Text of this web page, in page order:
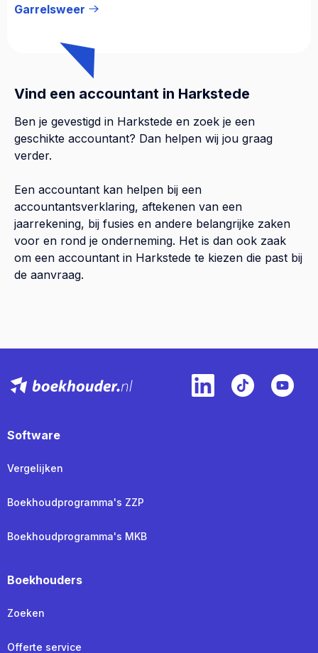
Garrelsweer
Vind een accountant in Harkstede
Ben je gevestigd in Harkstede en zoek je een
geschikte accountant? Dan helpen wij jou graag
verder.
Een accountant kan helpen bij een
accountantsverklaring, aftekenen van een
jaarrekening, bij fusies en andere belangrijke zaken
voor en rond je onderneming. Het is dan ook zaak
om een accountant in Harkstede te kiezen die past bij
de aanvraag.
Software
Vergelijken
Boekhoudprogramma's ZZP
Boekhoudprogramma's MKB
Boekhouders
Zoeken
Offerte service